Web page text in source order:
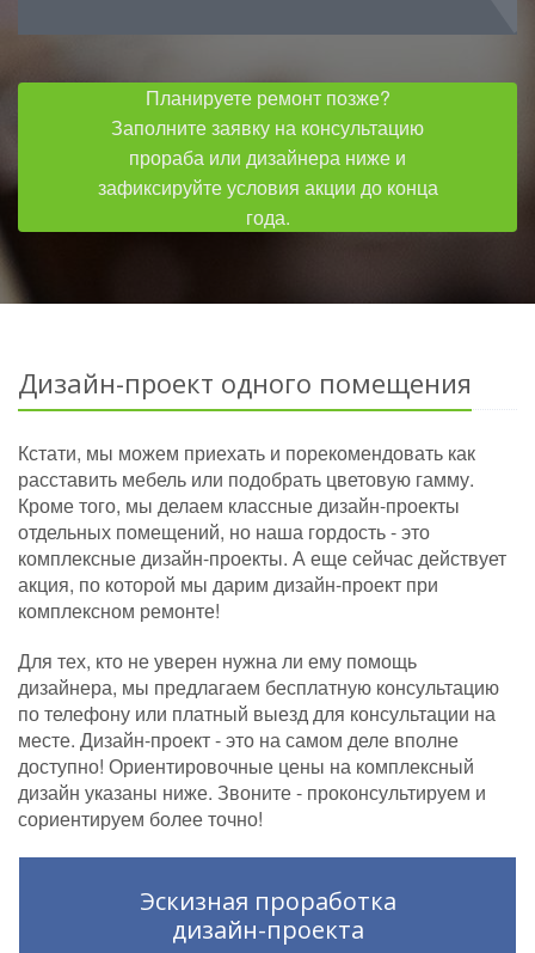
Планируете ремонт позже?
Заполните заявку на консультацию
прораба или дизайнера ниже и
зафиксируйте условия акции до конца
года.
Дизайн-проект одного помещения
Кстати, мы можем приехать и порекомендовать как
расставить мебель или подобрать цветовую гамму.
Кроме того, мы делаем классные дизайн-проекты
отдельных помещений, но наша гордость - это
комплексные дизайн-проекты. А еще сейчас действует
акция, по которой мы дарим дизайн-проект при
комплексном ремонте!
Для тех, кто не уверен нужна ли ему помощь
дизайнера, мы предлагаем бесплатную консультацию
по телефону или платный выезд для консультации на
месте. Дизайн-проект - это на самом деле вполне
доступно! Ориентировочные цены на комплексный
дизайн указаны ниже. Звоните - проконсультируем и
сориентируем более точно!
Эскизная проработка
дизайн-проекта